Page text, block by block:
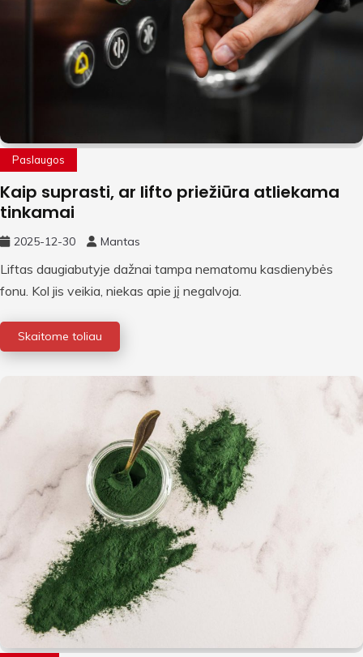
Paslaugos
Kaip suprasti, ar lifto priežiūra atliekama
tinkamai
2025-12-30 Mantas
Liftas daugiabutyje dažnai tampa nematomu kasdienybės
fonu. Kol jis veikia, niekas apie jį negalvoja.
Skaitome toliau